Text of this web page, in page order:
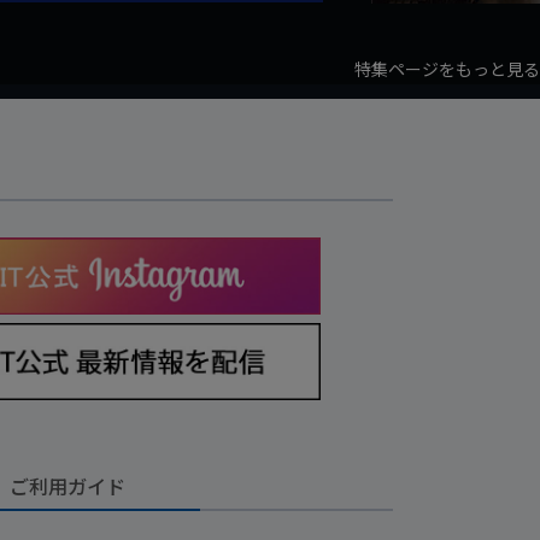
特集ページをもっと見る
ご利用ガイド